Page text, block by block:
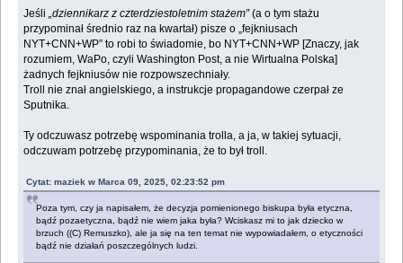
Jeśli„dziennikarz z czterdziestoletnim stażem”(a o tym stażu
przypominał średnio raz na kwartał) pisze o „fejkniusach
NYT+CNN+WP” to robi to świadomie, bo NYT+CNN+WP [Znaczy, jak
rozumiem, WaPo, czyli Washington Post, a nie Wirtualna Polska]
żadnych fejkniusów nie rozpowszechniały.
Troll nie znał angielskiego, a instrukcje propagandowe czerpał ze
Sputnika.
Ty odczuwasz potrzebę wspominania trolla, a ja, w takiej sytuacji,
odczuwam potrzebę przypominania, że to był troll.
Cytat: maziek w Marca 09, 2025, 02:23:52 pm
Poza tym, czy ja napisałem, że decyzja pomienionego biskupa była etyczna,
bądź pozaetyczna, bądź nie wiem jaka była? Wciskasz mi to jak dziecko w
brzuch ((C) Remuszko), ale ja się na ten temat nie wypowiadałem, o etyczności
bądź nie działań poszczególnych ludzi.